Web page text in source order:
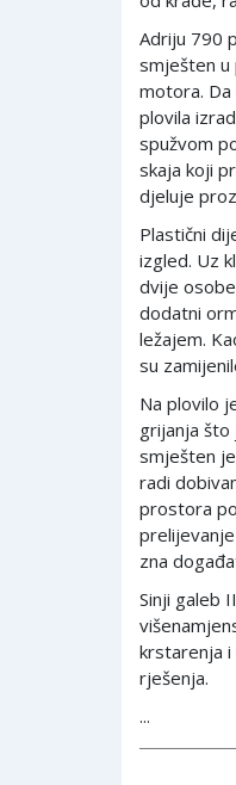
Adriju 790
smješten u
motora. Da
plovila
spužvom
skaja koji
djeluje
Plastični
izgled. Uz
dvije
dodatni
ležajem.
su
Na plovilo
grijanja što
smješten
radi
prostora
zna
Sinji galeb
krstarenja i
rješenja.
...